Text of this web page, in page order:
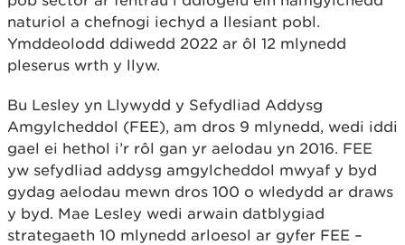
naturiol a chefnogi iechyd a llesiant pobl.
Ymddeolodd ddiwedd 2022 ar ôl 12 mlynedd
pleserus wrth y llyw.
Bu Lesley yn Llywydd y Sefydliad Addysg
Amgylcheddol (FEE), am dros 9 mlynedd, wedi iddi
gael ei hethol i’r rôl gan yr aelodau yn 2016. FEE
yw sefydliad addysg amgylcheddol mwyaf y byd
gydag aelodau mewn dros 100 o wledydd ar draws
y byd. Mae Lesley wedi arwain datblygiad
strategaeth 10 mlynedd arloesol ar gyfer FEE –